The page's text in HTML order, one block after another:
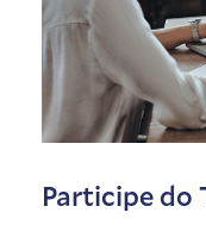
Participe do